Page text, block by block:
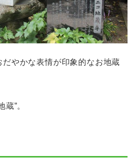
やかな表情が印象的なお地蔵
”。